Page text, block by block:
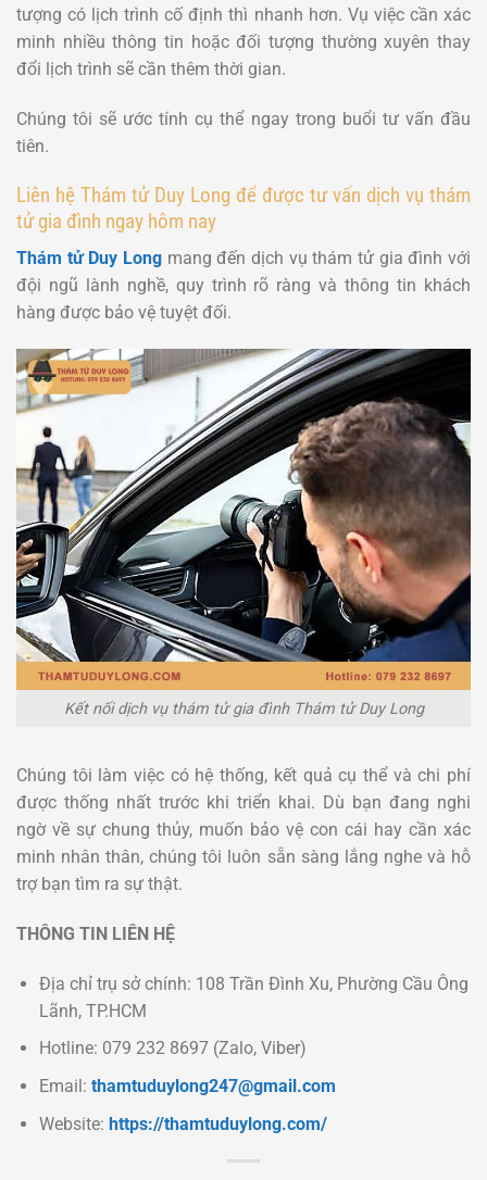
tượng có lịch trình cố định thì nhanh hơn. Vụ việc cần xác
minh nhiều thông tin hoặc đối tượng thường xuyên thay
đổi lịch trình sẽ cần thêm thời gian.
Chúng tôi sẽ ước tính cụ thể ngay trong buổi tư vấn đầu
tiên.
Liên hệ Thám tử Duy Long để được tư vấn dịch vụ thám
tử gia đình ngay hôm nay
Thám tử Duy Long mang đến dịch vụ thám tử gia đình với
đội ngũ lành nghề, quy trình rõ ràng và thông tin khách
hàng được bảo vệ tuyệt đối.
Kết nối dịch vụ thám tử gia đình Thám tử Duy Long
Chúng tôi làm việc có hệ thống, kết quả cụ thể và chi phí
được thống nhất trước khi triển khai. Dù bạn đang nghi
ngờ về sự chung thủy, muốn bảo vệ con cái hay cần xác
minh nhân thân, chúng tôi luôn sẵn sàng lắng nghe và hỗ
trợ bạn tìm ra sự thật.
THÔNG TIN LIÊN HỆ
Địa chỉ trụ sở chính: 108 Trần Đình Xu, Phường Cầu Ông
Lãnh, TP.HCM
Hotline: 079 232 8697 (Zalo, Viber)
Email: thamtuduylong247@gmail.com
Website: https://thamtuduylong.com/